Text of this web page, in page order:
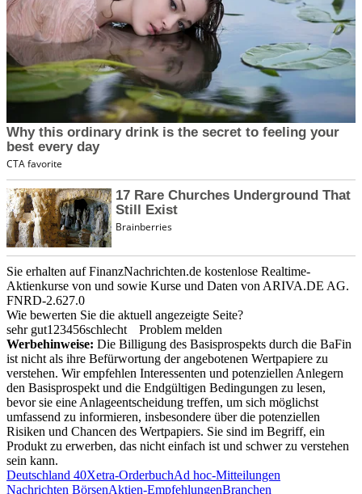
Sie erhalten auf FinanzNachrichten.de kostenlose Realtime-
Aktienkurse von und sowie Kurse und Daten von ARIVA.DE AG.
FNRD-2.627.0
Wie bewerten Sie die aktuell angezeigte Seite?
sehr gut1 23456schlecht
Problem melden
Werbehinweise: Die Billigung des Basisprospekts durch die BaFin
ist nicht als ihre Befürwortung der angebotenen Wertpapiere zu
verstehen. Wir empfehlen Interessenten und potenziellen Anlegern
den Basisprospekt und die Endgültigen Bedingungen zu lesen,
bevor sie eine Anlageentscheidung treffen, um sich möglichst
umfassend zu informieren, insbesondere über die potenziellen
Risiken und Chancen des Wertpapiers. Sie sind im Begriff, ein
Produkt zu erwerben, das nicht einfach ist und schwer zu verstehen
sein kann.
Deutschland 40Xetra-OrderbuchAd hoc-Mitteilungen
Nachrichten BörsenAktien-EmpfehlungenBranchen